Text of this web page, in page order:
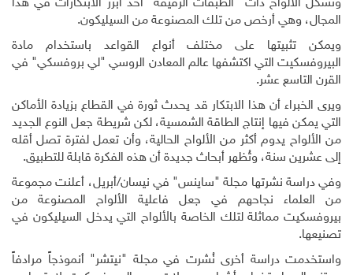
وتشكّل الألواح ذات "الطبقات الرقيقة" أحد أبرز الابتكارات في هذا
المجال، وهي أرخص من تلك المصنوعة من السيليكون.
ويمكن تثبيتها على مختلف أنواع القواعد باستخدام مادة
البيروفسكيت التي اكتشفها عالم المعادن الروسي "لي بروفسكي" في
القرن التاسع عشر.
ويرى الخبراء أن هذا الابتكار قد يحدث ثورة في القطاع بزيادة الأماكن
التي يمكن فيها إنتاج الطاقة الشمسية، لكن شريطة جعل النوع الجديد
من الألواح يدوم أكثر من الألواح الحالية، وأن تعمل لفترة تصل أقله
إلى عشرين سنة، وتُظهر أبحاث جديدة أن هذه الفكرة قابلة للتطبيق.
وفي دراسة نشرتها مجلة "ساينس" في نيسان/أبريل، أعلنت مجموعة
من العلماء نجاحهم في جعل فاعلية الألواح المصنوعة من
بيروفسكيت مماثلة لتلك الخاصة بالألواح التي يدخل السيليكون في
تصنيعها.
واستخدمت دراسة أخرى نُشرت في مجلة "نيتشر" أنموذجاً مرادفاً